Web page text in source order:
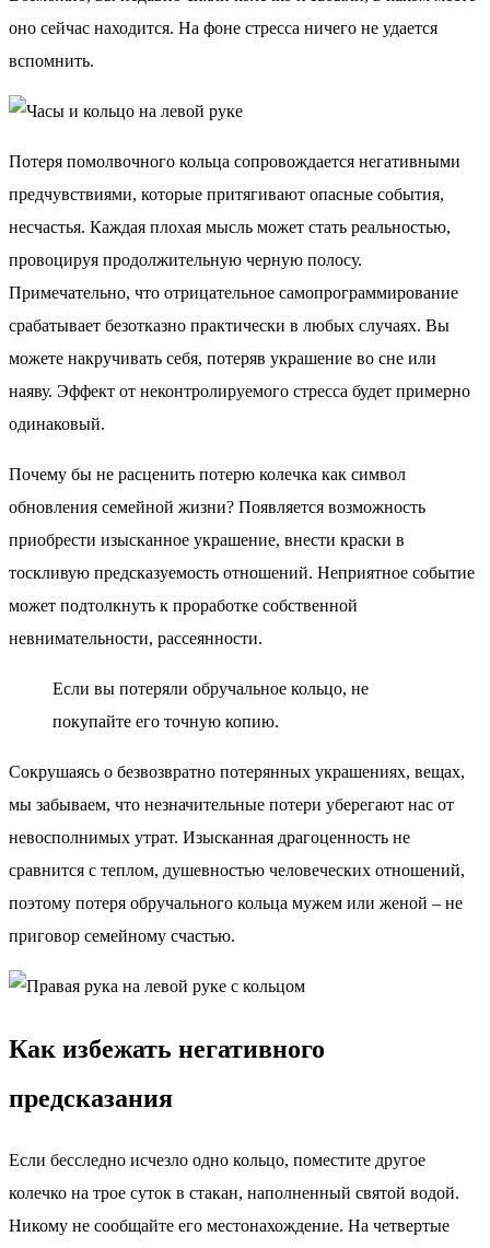
оно сейчас находится. На фоне стресса ничего не удается
вспомнить.
Потеря помолвочного кольца сопровождается негативными
предчувствиями, которые притягивают опасные события,
несчастья. Каждая плохая мысль может стать реальностью,
провоцируя продолжительную черную полосу.
Примечательно, что отрицательное самопрограммирование
срабатывает безотказно практически в любых случаях. Вы
можете накручивать себя, потеряв украшение во сне или
наяву. Эффект от неконтролируемого стресса будет примерно
одинаковый.
Почему бы не расценить потерю колечка как символ
обновления семейной жизни? Появляется возможность
приобрести изысканное украшение, внести краски в
тоскливую предсказуемость отношений. Неприятное событие
может подтолкнуть к проработке собственной
невнимательности, рассеянности.
Если вы потеряли обручальное кольцо, не
покупайте его точную копию.
Сокрушаясь о безвозвратно потерянных украшениях, вещах,
мы забываем, что незначительные потери уберегают нас от
невосполнимых утрат. Изысканная драгоценность не
сравнится с теплом, душевностью человеческих отношений,
поэтому потеря обручального кольца мужем или женой – не
приговор семейному счастью.
Как избежать негативного
предсказания
Если бесследно исчезло одно кольцо, поместите другое
колечко на трое суток в стакан, наполненный святой водой.
Никому не сообщайте его местонахождение. На четвертые